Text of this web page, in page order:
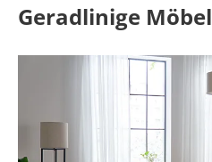
Geradlinige Möbel